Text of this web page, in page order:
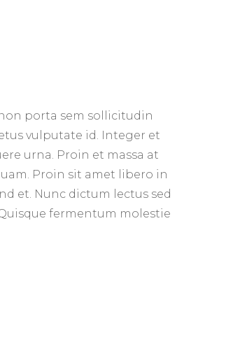
porta sem sollicitudin
vulputate id. Integer et
urna. Proin et massa at
Proin sit amet libero in
et. Nunc dictum lectus sed
fermentum molestie